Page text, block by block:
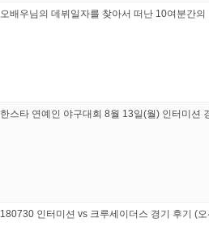
오배우님의 데뷔일자를 찾아서 떠난 10여분간의
한스타 연예인 야구대회 8월 13일(월) 인터미션
180730 인터미션 vs 크루세이더스 경기 후기 (